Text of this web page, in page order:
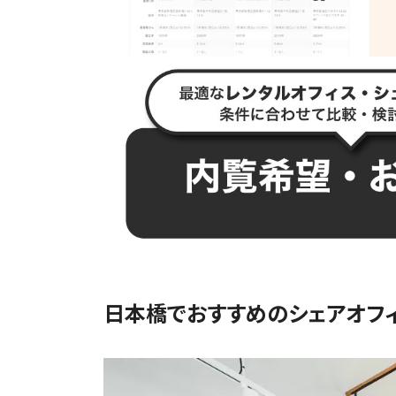
日本橋でおすすめのシェアオフ